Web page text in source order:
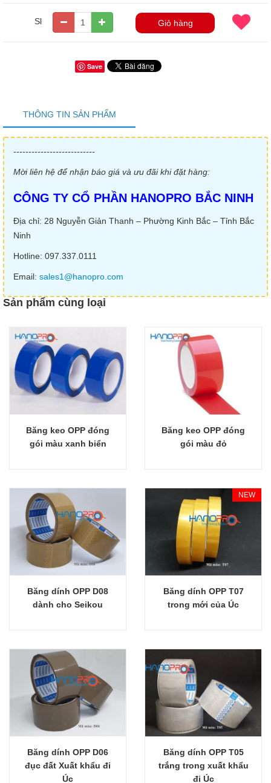
Sl Giỏ hàng
Save
THÔNG TIN SẢN PHẨM
---------------------------
Mời liên hệ để nhận báo giá và ưu đãi khi đặt hàng:
CÔNG TY CỔ PHẦN HANOPRO BẮC NINH
Địa chỉ: 28 Nguyễn Giản Thanh – Phường Kinh Bắc – Tỉnh Bắc
Ninh
Hotline: 097.337.0111
Email: sales1@hanopro.com
Sản phẩm cùng loại
Giỏ hàng
Băng keo OPP đóng
gói màu xanh biển
Giỏ hàng
Băng keo OPP đóng
gói màu đỏ
Giỏ hàng
Băng dính OPP D08
dành cho Seikou
Giỏ hàng
NEW
Băng dính OPP T07
trong mới của Úc
Giỏ hàng
Băng dính OPP D06
đục đất Xuất khẩu đi
Úc
Giỏ hàng
Băng dính OPP T05
trắng trong xuất khẩu
đi Úc